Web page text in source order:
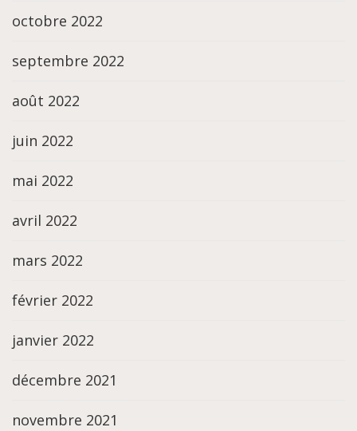
octobre 2022
septembre 2022
août 2022
juin 2022
mai 2022
avril 2022
mars 2022
février 2022
janvier 2022
décembre 2021
novembre 2021